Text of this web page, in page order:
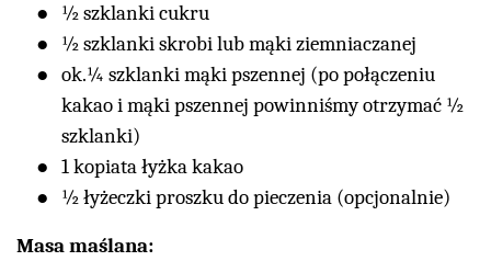
½ szklanki cukru
½ szklanki skrobi lub mąki ziemniaczanej
ok.¼ szklanki mąki pszennej (po połączeniu
kakao i mąki pszennej powinniśmy otrzymać ½
szklanki)
1 kopiata łyżka kakao
½ łyżeczki proszku do pieczenia (opcjonalnie)
Masa maślana: